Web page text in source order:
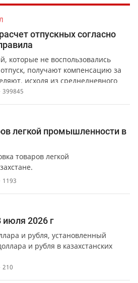
отпускных согласно
которые не воспользовались
получают компенсацию за
исходя из среднедневного
399845
легкой промышленности в
товаров легкой
1193
2026 г
и рубля, установленный
и рубля в казахстанских
210